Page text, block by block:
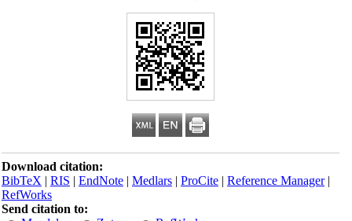
Download citation:
BibTeX|RIS|EndNote|Medlars|ProCite|Reference Manager
RefWorks
Send citation to: